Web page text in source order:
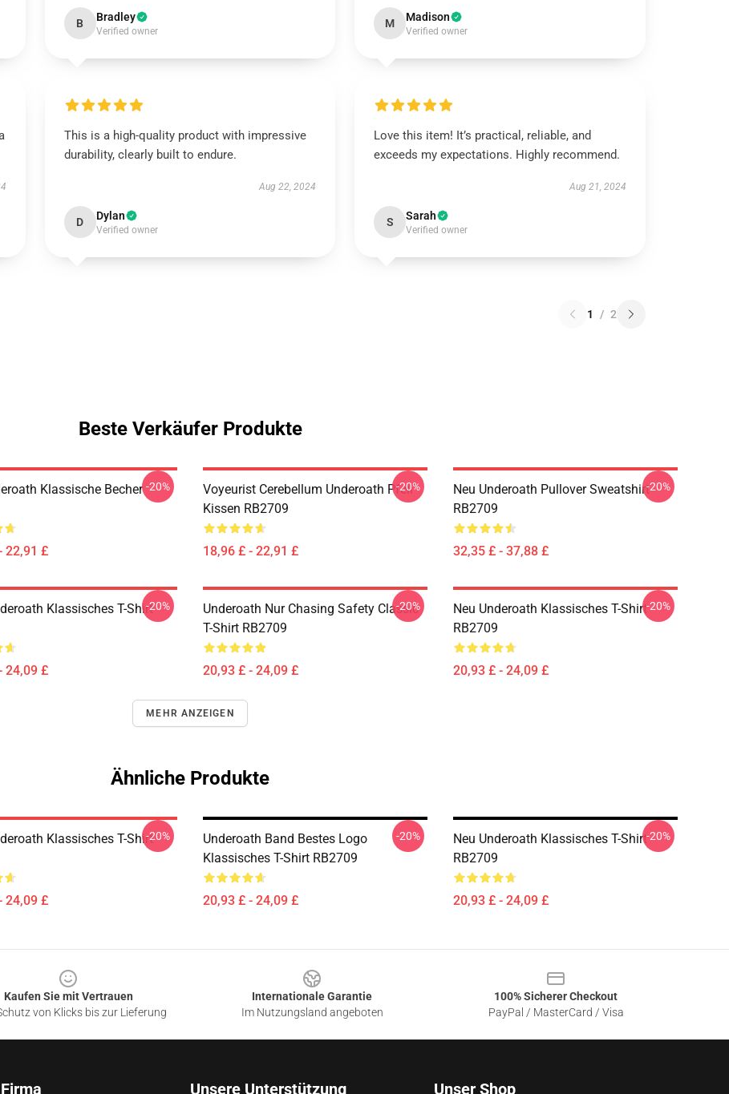
B Bradley
Verified owner
M Madison
Verified owner
This is a high-quality product with impressive
durability, clearly built to endure.
Aug 22, 2024
D Dylan
Verified owner
Love this item! It’s practical, reliable, and
exceeds my expectations. Highly recommend.
Aug 21, 2024
S Sarah
Verified owner
1 / 2
Beste Verkäufer Produkte
Klassische Becher
22,91 £
-20%
Voyeurist Cerebellum Underoath Pfeil
Kissen RB2709
18,96 £ - 22,91 £
-20%
Neu Underoath Pullover Sweatshirt
RB2709
32,35 £ - 37,88 £
-20%
Klassisches T-Shirt
24,09 £
-20%
Underoath Nur Chasing Safety Classic
T-Shirt RB2709
20,93 £ - 24,09 £
-20%
Neu Underoath Klassisches T-Shirt
RB2709
20,93 £ - 24,09 £
-20%
MEHR ANZEIGEN
Ähnliche Produkte
Klassisches T-Shirt
24,09 £
-20%
Underoath Band Bestes Logo
Klassisches T-Shirt RB2709
20,93 £ - 24,09 £
-20%
Neu Underoath Klassisches T-Shirt
RB2709
20,93 £ - 24,09 £
-20%
Kaufen Sie mit Vertrauen
von Klicks bis zur Lieferung
Internationale Garantie
Im Nutzungsland angeboten
100% Sicherer Checkout
PayPal / MasterCard / Visa
Unsere Unterstützung Unser Shop